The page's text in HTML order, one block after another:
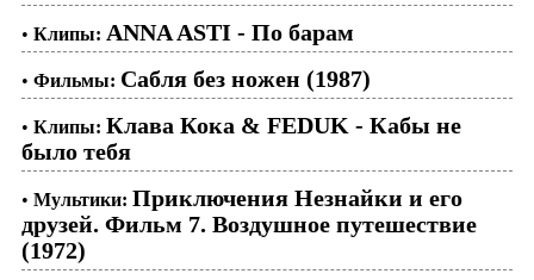
• Клипы: ANNA ASTI - По барам
• Фильмы: Сабля без ножен (1987)
• Клипы: Клава Кока & FEDUK - Кабы не
было тебя
• Мультики: Приключения Незнайки и его
друзей. Фильм 7. Воздушное путешествие
(1972)